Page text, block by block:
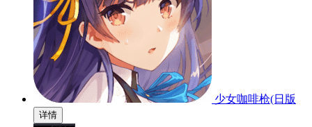
少女咖啡枪(日版
详情